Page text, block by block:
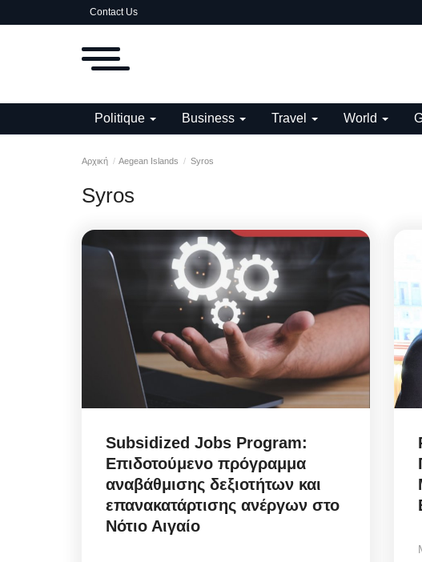
Contact Us
Politique Business Travel World
Αρχική Aegean Islands Syros
Syros
Subsidized Jobs Program:
Επιδοτούμενο πρόγραμμα
αναβάθμισης δεξιοτήτων και
επανακατάρτισης ανέργων στο
Νότιο Αιγαίο